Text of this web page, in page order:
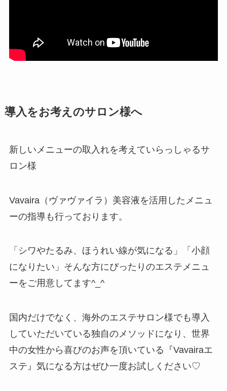
導入をお考えのサロン様へ
新しいメニューの取入れを考えていらっしゃるサ
ロン様
Vavaira（ヴァヴァイラ）美容液を活用したメニュ
ーの指導も行っております。
「シワやたるみ、ほうれい線が気になる」「小顔
になりたい」そんな方にぴったりのエステメニュ
ーをご用意してます^_^
国内だけでなく、海外のエステサロン様でも導入
していただいている独自のメソッドになり、世界
中の女性から喜びのお声を頂いている『Vavairaエ
ステ』気になる方はぜひ一度お試しください♡